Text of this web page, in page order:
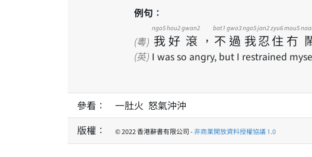
例句：
(粵) 我
ngo5
好
hou2
滾
gwan2
， 不
bat1
過
gwo3
我
ngo5
忍
jan2
住
zyu6
冇
mou5
(英) I was so angry, but I restrained
參看：
一肚火 怒氣沖沖
版權：
© 2022 香港辭書有限公司 -非商業開放資料授權協議 1.0